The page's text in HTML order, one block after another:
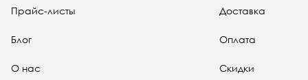
Прайс-листы
Блог
О нас
Доставка
Оплата
Скидки